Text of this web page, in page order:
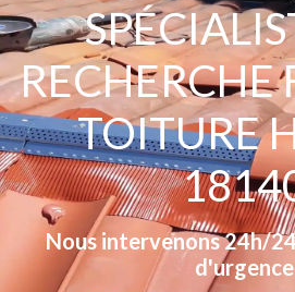
RECHERCHE
TOITURE
Nous intervenons 24h/
d'urgence